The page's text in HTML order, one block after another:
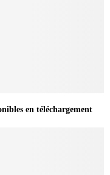
en téléchargement